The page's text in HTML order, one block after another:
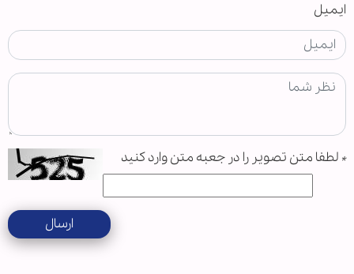
ایمیل
* لطفا متن تصویر را در جعبه متن وارد کنید
ارسال